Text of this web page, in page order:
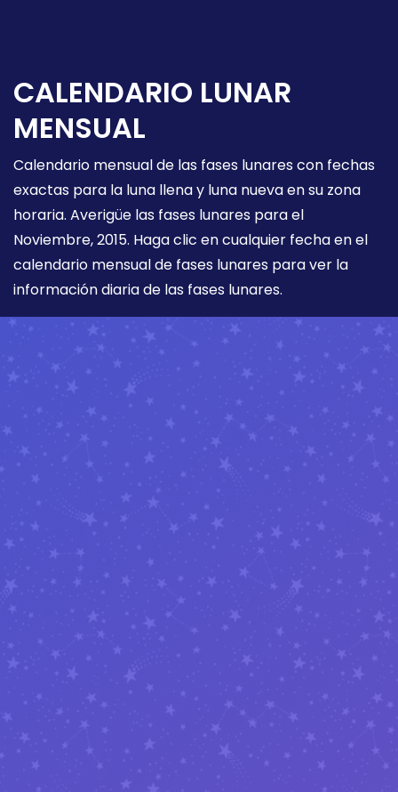
CALENDARIO LUNAR
MENSUAL
Calendario mensual de las fases lunares con fechas
exactas para la luna llena y luna nueva en su zona
horaria. Averigüe las fases lunares para el
Noviembre, 2015. Haga clic en cualquier fecha en el
calendario mensual de fases lunares para ver la
información diaria de las fases lunares.